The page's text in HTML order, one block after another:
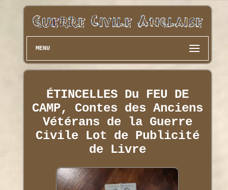
MENU
ÉTINCELLES Du FEU DE
CAMP, Contes des Anciens
Vétérans de la Guerre
Civile Lot de Publicité
de Livre